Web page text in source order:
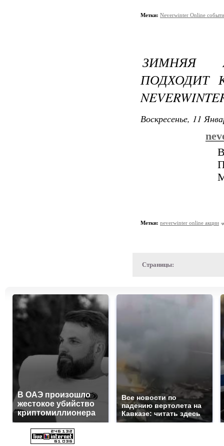
Метки: Neverwinter Online
ЗИМНЯЯ
ПОДХОДИТ
Воскресенье, 11
Метки: neverwinter online акции
Страницы:
В ОАЭ произошло
жестокое убийство
криптомиллионера
Все новости по
падению вертолета на
Кавказе: читать здесь